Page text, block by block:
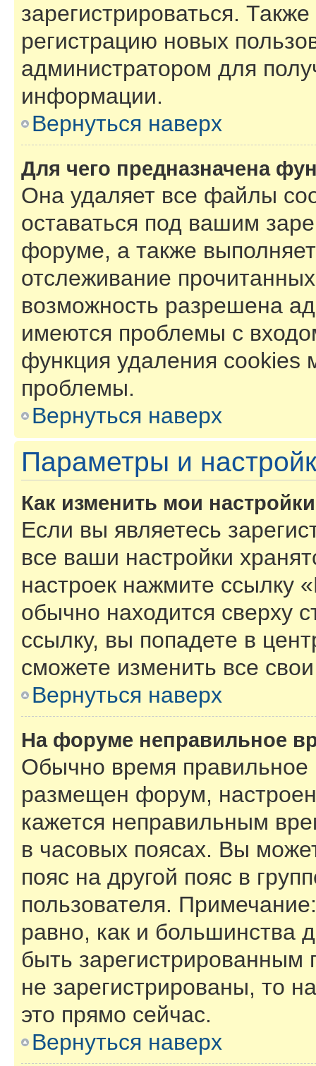
зарегистрироваться.
регистрацию новых
администратором для
информации.
Вернуться наверх
Для чего предназначена
Она удаляет все файлы
оставаться под вашим
форуме, а также
отслеживание
возможность разрешена
имеются проблемы с
функция удаления cookies
проблемы.
Вернуться наверх
Параметры и
Как изменить мои
Если вы являетесь
все ваши настройки
настроек нажмите ссылку
обычно находится сверху
ссылку, вы попадете в
сможете изменить все
Вернуться наверх
На форуме неправильное
Обычно время правильное
размещен форум,
кажется неправильным
в часовых поясах. Вы
пояс на другой пояс в
пользователя.
равно, как и большинства
быть
не зарегистрированы, то
это прямо сейчас.
Вернуться наверх